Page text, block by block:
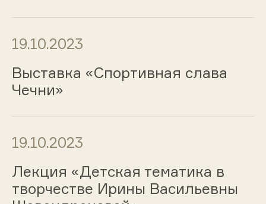
19.10.2023
Выставка «Спортивная слава
Чечни»
19.10.2023
Лекция «Детская тематика в
творчестве Ирины Васильевны